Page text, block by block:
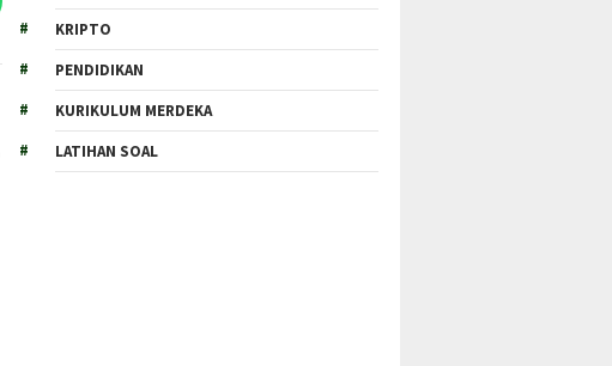
KRIPTO
PENDIDIKAN
KURIKULUM MERDEKA
LATIHAN SOAL